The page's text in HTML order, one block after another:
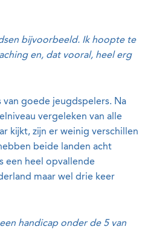
bijvoorbeeld. Ik hoopte te
en, dat vooral, heel erg
van goede jeugdspelers. Na
vergeleken van alle
kijkt, zijn er weinig verschillen
beide landen acht
een heel opvallende
maar wel drie keer
handicap onder de 5 van